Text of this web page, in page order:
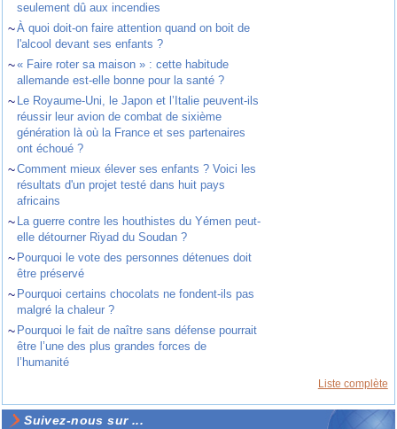
seulement dû aux incendies
~À quoi doit-on faire attention quand on boit de
l'alcool devant ses enfants ?
~« Faire roter sa maison » : cette habitude
allemande est-elle bonne pour la santé ?
~ Le Royaume-Uni, le Japon et l’Italie peuvent-ils
réussir leur avion de combat de sixième
génération là où la France et ses partenaires
ont échoué ?
~Comment mieux élever ses enfants ? Voici les
résultats d'un projet testé dans huit pays
africains
~ La guerre contre les houthistes du Yémen peut-
elle détourner Riyad du Soudan ?
~ Pourquoi le vote des personnes détenues doit
être préservé
~ Pourquoi certains chocolats ne fondent-ils pas
malgré la chaleur ?
~ Pourquoi le fait de naître sans défense pourrait
être l’une des plus grandes forces de
l’humanité
Liste complète
Suivez-nous sur ...